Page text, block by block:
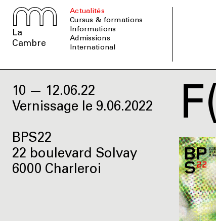
La
Cambre
Actualités
Cursus & formations
informations
admissions
international
10 — 12.06.22
Vernissage le 9.06.2022
BPS22
22 boulevard Solvay
6000 Charleroi